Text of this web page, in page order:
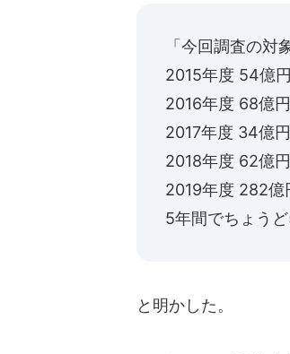
「今回調査の対
2015年度 54億円
2016年度 68億円
2017年度 34億円
2018年度 62億円
2019年度 282億
5年間でちょう
と明かした。